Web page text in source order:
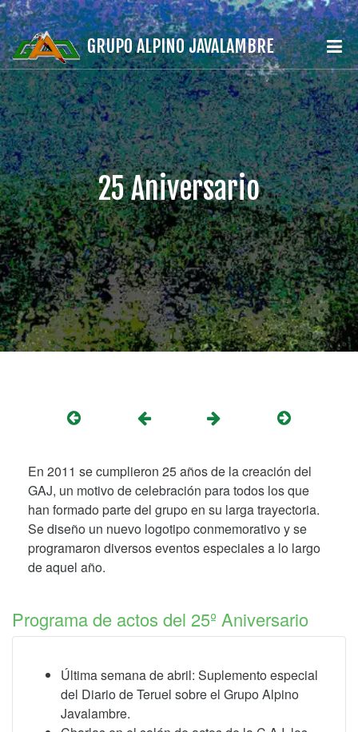
GRUPO ALPINO JAVALAMBRE
25 Aniversario
En 2011 se cumplieron 25 años de la creación del
GAJ, un motivo de celebración para todos los que
han formado parte del grupo en su larga trayectoria.
Se diseño un nuevo logotipo conmemorativo y se
programaron diversos eventos especiales a lo largo
de aquel año.
Programa de actos del 25º Aniversario
Última semana de abril: Suplemento especial
del Diario de Teruel sobre el Grupo Alpino
Javalambre.